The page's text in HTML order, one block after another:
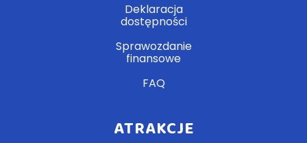
Deklaracja
dostępności
Sprawozdanie
finansowe
FAQ
ATRAKCJE